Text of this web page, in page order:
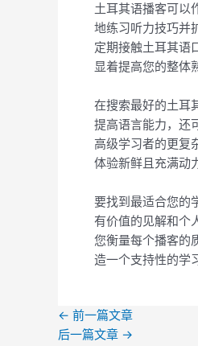
土耳其语播客可以
地练习听力技巧并
定期接触土耳其语
显着提高您的整体
在搜索最好的土耳
提高语言能力，还
高级学习者的更复
体验新鲜且充满动
要找到最适合您的
有价值的见解和个
您衡量每个播客的
造一个支持性的学
← 前一篇文章
后一篇文章 →